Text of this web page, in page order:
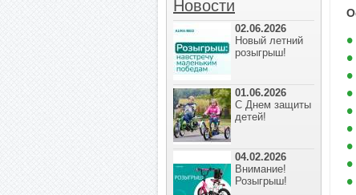
Новости
02.06.2026
Новый летний
розыгрыш!
01.06.2026
С Днем защиты
детей!
04.02.2026
Внимание!
Розыгрыш!